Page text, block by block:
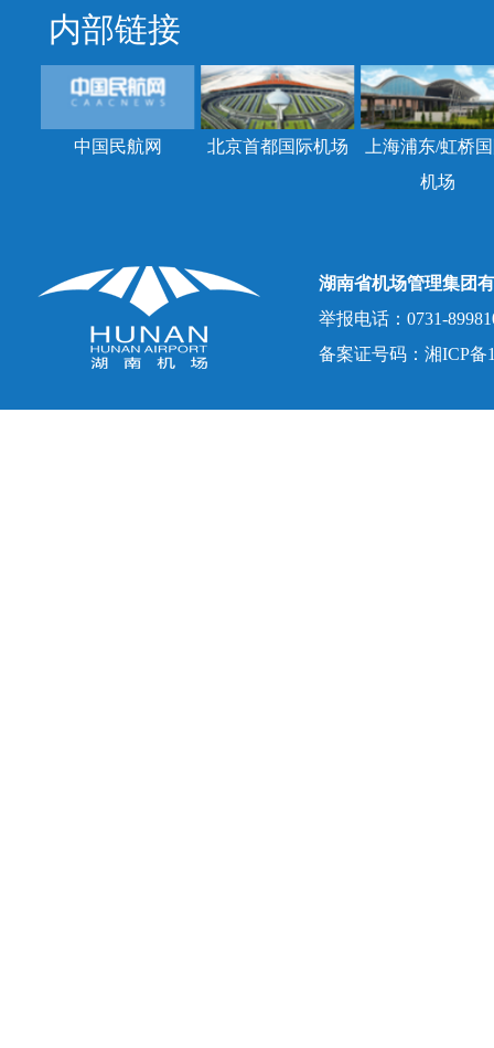
内部链接
中国民航网 北京首都国际机场
上海浦东/虹桥
机场
湖南省机场管理集团
举报电话：0731-
备案证号码：湘ICP备